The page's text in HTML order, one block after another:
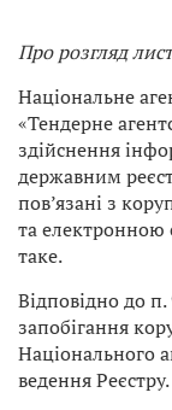
Про розгляд
Національне
«Тендерне
здійснення
державним
пов’язані з
та електронною
таке.
Відповідно до
запобігання
Національного
ведення Реєстру.